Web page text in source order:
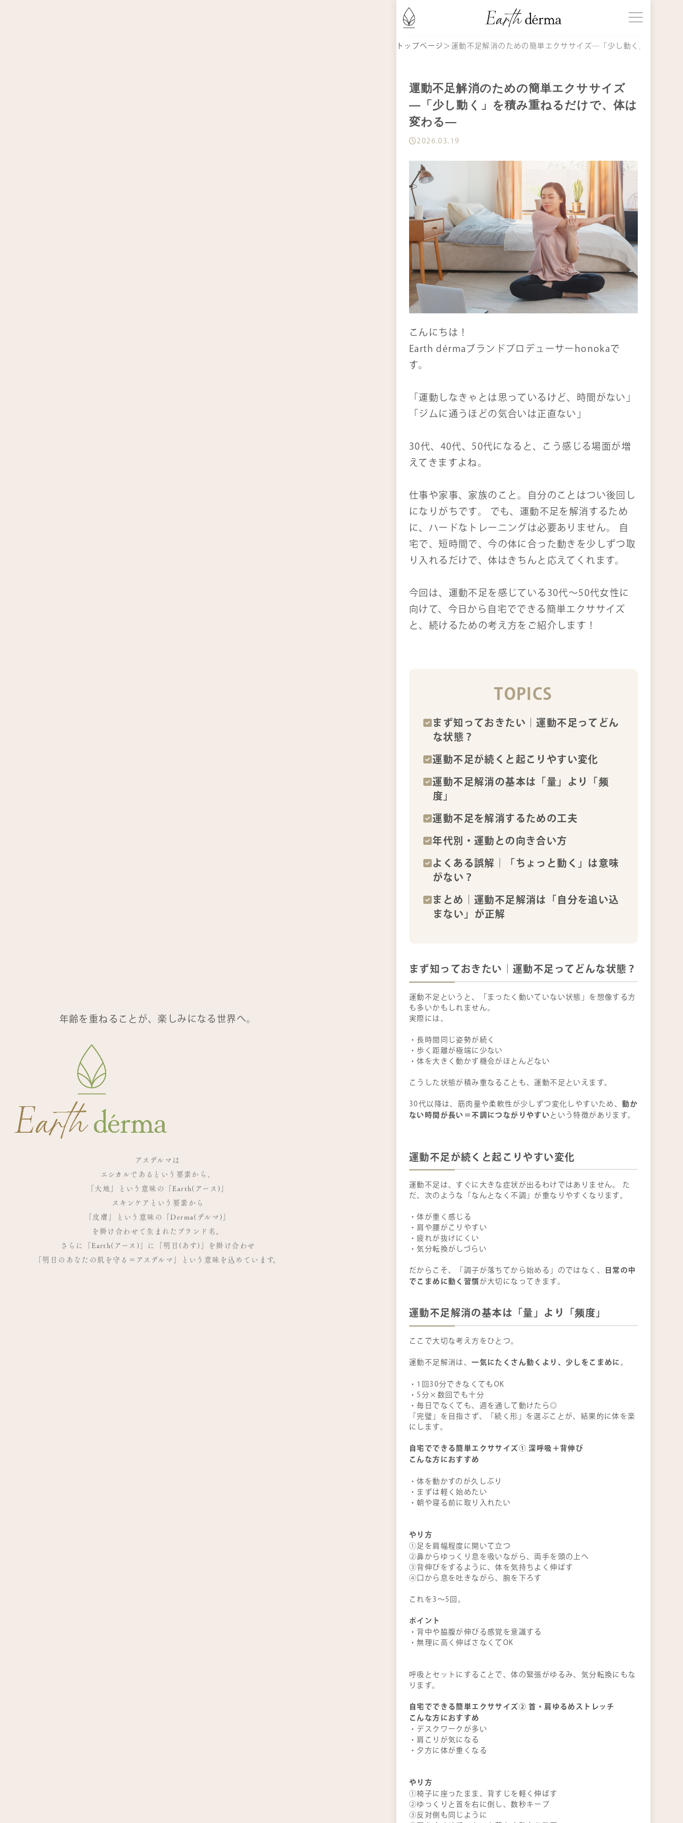
年齢を重ねることが、楽しみになる世界へ。
アスデルマは
エシカルであるという要素から、
「大地」という意味の「Earth(アース)」
スキンケアという要素から
「皮膚」という意味の「Derma(デルマ)」
を掛け合わせて生まれたブランド名。
さらに「Earth(アース)」に「明日(あす)」を掛け合わせ
「明日のあなたの肌を守る＝アスデルマ」という意味を込めています。
はじめての方へ
商品一覧
ショッピングガイド
お問い合わせ
トップページ ＞ 運動不足解消のための簡単エクササイズ―「少し動く」を積み重
運動不足解消のための簡単エクササイズ
―「少し動く」を積み重ねるだけで、体は
変わる―
2026.03.19
こんにちは！
Earth dérmaブランドプロデューサーhonokaで
す。
「運動しなきゃとは思っているけど、時間がない」
「ジムに通うほどの気合いは正直ない」
30代、40代、50代になると、こう感じる場面が増
えてきますよね。
仕事や家事、家族のこと。自分のことはつい後回し
になりがちです。 でも、運動不足を解消するため
に、ハードなトレーニングは必要ありません。 自
宅で、短時間で、今の体に合った動きを少しずつ取
り入れるだけで、体はきちんと応えてくれます。
今回は、運動不足を感じている30代～50代女性に
向けて、今日から自宅でできる簡単エクササイズ
と、続けるための考え方をご紹介します！
TOPICS
まず知っておきたい｜運動不足ってどん
な状態？
運動不足が続くと起こりやすい変化
運動不足解消の基本は「量」より「频
度」
運動不足を解消するための工夫
年代別・運動との向き合い方
よくある誤解｜「ちょっと動く」は意味
がない？
まとめ｜運動不足解消は「自分を追い込
まない」が正解
まず知っておきたい｜運動不足ってどんな状態？
運動不足というと、「まったく動いていない状態」を想像する方
も多いかもしれません。
実際には、
・長時間同じ姿勢が続く
・歩く距離が極端に少ない
・体を大きく動かす機会がほとんどない
こうした状態が積み重なることも、運動不足といえます。
30代以降は、筋肉量や柔軟性が少しずつ変化しやすいため、動か
ない時間が長い＝不調につながりやすい という特徴があります。
運動不足が続くと起こりやすい変化
運動不足は、すぐに大きな症状が出るわけではありません。 た
だ、次のような「なんとなく不調」が重なりやすくなります。
・体が重く感じる
・肩や腰がこりやすい
・疲れが抜けにくい
・気分転換がしづらい
だからこそ、「調子が落ちてから始める」のではなく、
日常の中
でこまめに動く習慣 が大切になってきます。
運動不足解消の基本は「量」より「频度」
ここで大切な考え方をひとつ。
運動不足解消は、一気にたくさん動くより、少しをこまめに 。
・1回30分できなくてもOK
・5分×数回でも十分
・毎日でなくても、週を通して動けたら◎
「完璧」を目指さず、「続く形」を選ぶことが、結果的に体を楽
にします。
自宅でできる簡単エクササイズ① 深呼吸＋背伸び
こんな方におすすめ
・体を動かすのが久しぶり
・まずは軽く始めたい
・朝や寝る前に取り入れたい
やり方
①足を肩幅程度に開いて立つ
②鼻からゆっくり息を吸いながら、両手を頭の上へ
③背伸びをするように、体を気持ちよく伸ばす
④口から息を吐きながら、腕を下ろす
これを3～5回。
ポイント
・背中や脇腹が伸びる感覚を意識する
・無理に高く伸ばさなくてOK
呼吸とセットにすることで、体の緊張がゆるみ、気分転換にもな
ります。
自宅でできる簡単エクササイズ② 首・肩ゆるめストレッチ
こんな方におすすめ
・デスクワークが多い
・肩こりが気になる
・夕方に体が重くなる
やり方
①椅子に座ったまま、背すじを軽く伸ばす
②ゆっくりと首を右に倒し、数秒キープ
③反対側も同じように